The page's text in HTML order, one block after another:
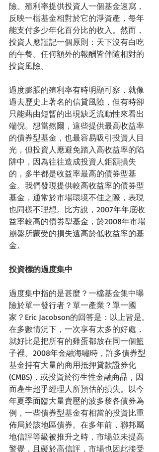
險。殖利率提供投資人一個基金速寫，
反映一檔基金相對於它的淨資產，每年
能支付多少年化百分比的收入。然而，
投資人應謹記一個原則：天下沒有白吃
的午餐。任何額外的報酬皆伴隨相對的
投資風險。
過度膨脹的殖利率有時明顯可察，就像
過去歷史上著名的信貸風險，但有時卻
只能藉由短暫的出現缺乏流動性來看出
端倪。想當然爾，這些提供最高收益率
的債券型基金，也最容易吸引投資人目
光，但投資人應避免踏入高收益率的陷
阱中，因為往往造成投資人鉅額損失
的，多半都是收益率最高的債券型基
金。我們發現提供較高收益率的債券型
基金，通常於市場環境不佳之際，表現
也同樣不理想。比方說，2007年年底收
益率較高的債劵型基金，於2008年市場
崩盤所蒙受的損失遠高於低收益率的基
金。
投資標的過度集中
過度集中指的是甚麼？一檔基金集中曝
險於單一發行者？單一產業？單一國
家？Eric Jacobson的回答是：以上皆是。
在多數情況下，一次享有太多的好處，
就好比是把所有的雞蛋都放在同一個籃
子裡。2008年金融海嘯時，許多債券型
基金持有大量的商用抵押貸款證券化
(CMBS)，或投資於衍生性金融商品，因
而產生超乎經理人所預估的損失。以今
年夏季面臨大量賣壓的波多黎各債券為
例，一些債券型基金有相當的投資比重
佈局於該地區債券。在多年前，聯邦屬
地信評等級被推升之時，市場並未提高
警覺，且礙於高信評，市場也因此接受